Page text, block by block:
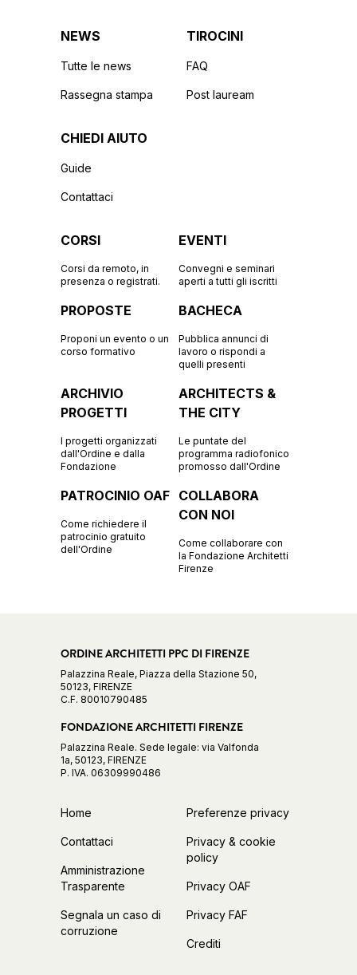
NEWS
Tutte le news
Rassegna stampa
TIROCINI
FAQ
Post lauream
CHIEDI AIUTO
Guide
Contattaci
CORSI
Corsi da remoto, in
presenza o registrati.
EVENTI
Convegni e seminari
aperti a tutti gli iscritti
PROPOSTE
Proponi un evento o un
corso formativo
BACHECA
Pubblica annunci di
lavoro o rispondi a
quelli presenti
ARCHIVIO
PROGETTI
I progetti organizzati
dall'Ordine e dalla
Fondazione
ARCHITECTS &
THE CITY
Le puntate del
programma radiofonico
promosso dall'Ordine
PATROCINIO OAF
Come richiedere il
patrocinio gratuito
dell'Ordine
COLLABORA
CON NOI
Come collaborare con
la Fondazione Architetti
Firenze
ORDINE ARCHITETTI PPC DI FIRENZE
Palazzina Reale, Piazza della Stazione 50,
50123, FIRENZE
C.F. 80010790485
FONDAZIONE ARCHITETTI FIRENZE
Palazzina Reale. Sede legale: via Valfonda
1a, 50123, FIRENZE
P. IVA. 06309990486
Home
Contattaci
Amministrazione
Trasparente
Segnala un caso di
corruzione
Preferenze privacy
Privacy & cookie
policy
Privacy OAF
Privacy FAF
Crediti